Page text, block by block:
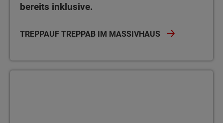
bereits inklusive.
TREPPAUF TREPPAB IM MASSIVHAUS